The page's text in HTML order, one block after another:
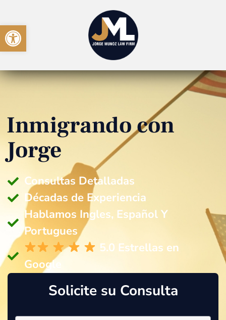
Open toolbar
Inmigrando con
Jorge
Consultas Detalladas
Décadas de Experiencia
Hablamos Ingles, Español Y
Portugues
5.0 Estrellas en
Google
Solicite su Consulta